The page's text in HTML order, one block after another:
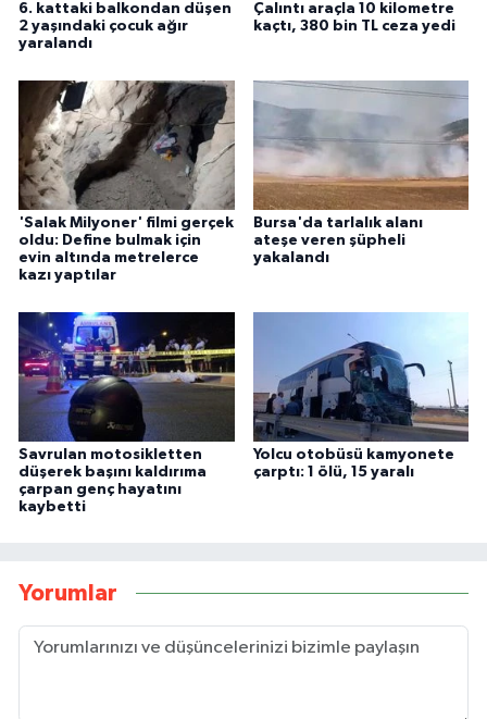
6. kattaki balkondan düşen
2 yaşındaki çocuk ağır
yaralandı
Çalıntı araçla 10 kilometre
kaçtı, 380 bin TL ceza yedi
'Salak Milyoner' filmi gerçek
oldu: Define bulmak için
evin altında metrelerce
kazı yaptılar
Bursa'da tarlalık alanı
ateşe veren şüpheli
yakalandı
Savrulan motosikletten
düşerek başını kaldırıma
çarpan genç hayatını
kaybetti
Yolcu otobüsü kamyonete
çarptı: 1 ölü, 15 yaralı
Yorumlar